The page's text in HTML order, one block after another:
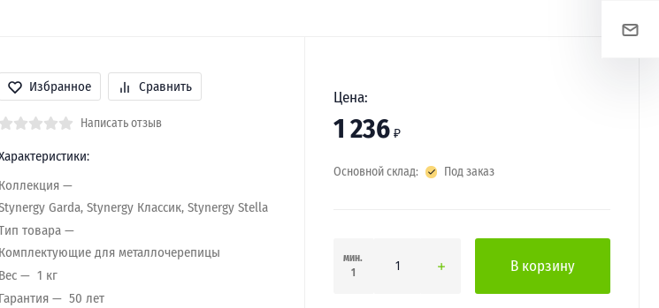
Избранное Сравнить
Написать отзыв
Коллекция
Garda, Stynergy Классик, Stynergy Stella
товара
Комплектующие для металлочерепицы
Вес
1 кг
Гарантия
50 лет
Цена:
1 236 ₽
Основной склад: Под заказ
мин.
1
В корзину